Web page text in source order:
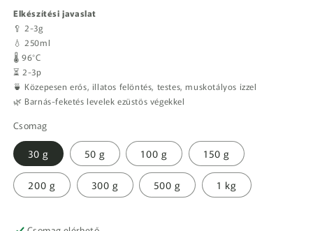
Elkészítési javaslat
🥄 2-3g
💧 250ml
🌡️ 96°C
⏳ 2-3p
🍵 Közepesen erős, illatos felöntés, testes, muskotályos ízzel
🌿 Barnás-feketés levelek ezüstös végekkel
Csomag
30 g 50 g 100 g 150 g
200 g 300 g 500 g 1 kg